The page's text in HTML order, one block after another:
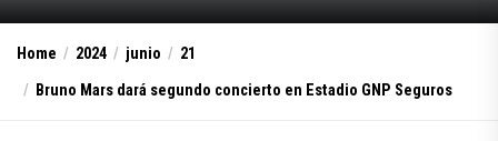
Home 2024 junio
21
Bruno Mars dará segundo concierto en Estadio GNP Seguros